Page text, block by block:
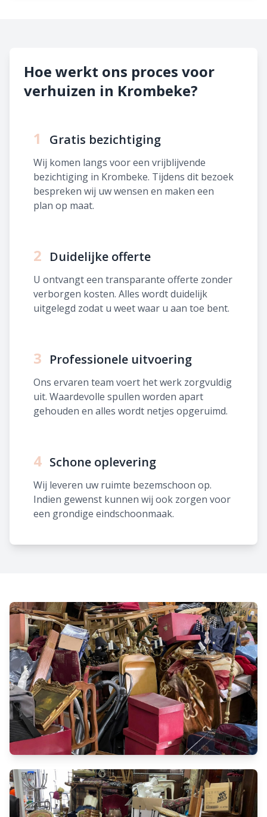
Hoe werkt ons proces voor
verhuizen in Krombeke?
1 Gratis bezichtiging
Wij komen langs voor een vrijblijvende
bezichtiging in Krombeke. Tijdens dit bezoek
bespreken wij uw wensen en maken een
plan op maat.
2 Duidelijke offerte
U ontvangt een transparante offerte zonder
verborgen kosten. Alles wordt duidelijk
uitgelegd zodat u weet waar u aan toe bent.
3 Professionele uitvoering
Ons ervaren team voert het werk zorgvuldig
uit. Waardevolle spullen worden apart
gehouden en alles wordt netjes opgeruimd.
4 Schone oplevering
Wij leveren uw ruimte bezemschoon op.
Indien gewenst kunnen wij ook zorgen voor
een grondige eindschoonmaak.